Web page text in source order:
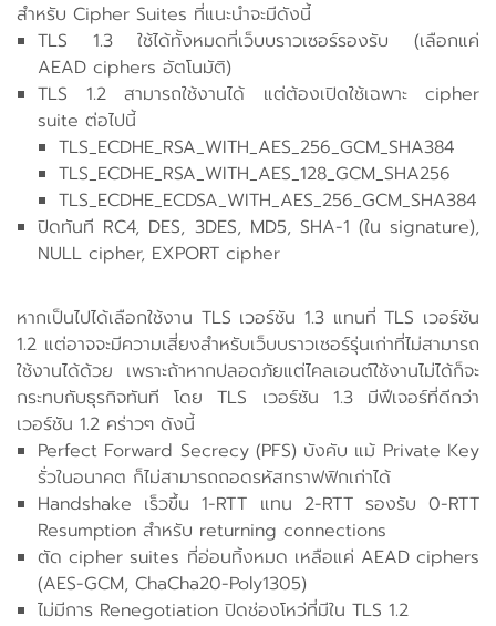
สำหรับ Cipher Suites ที่แนะนำจะมีดังนี้
TLS 1.3 ใช้ได้ทั้งหมดที่เว็บบราวเซอร์รองรับ (เลือกแค่
AEAD ciphers อัตโนมัติ)
TLS 1.2 สามารถใช้งานได้ แต่ต้องเปิดใช้เฉพาะ cipher
suite ต่อไปนี้
TLS_ECDHE_RSA_WITH_AES_256_GCM_SHA384
TLS_ECDHE_RSA_WITH_AES_128_GCM_SHA256
TLS_ECDHE_ECDSA_WITH_AES_256_GCM_SHA384
ปิดทันที RC4, DES, 3DES, MD5, SHA-1 (ใน signature),
NULL cipher, EXPORT cipher
หากเป็นไปได้เลือกใช้งาน TLS เวอร์ชัน 1.3 แทนที่ TLS เวอร์ชัน
1.2 แต่อาจจะมีความเสี่ยงสำหรับเว็บบราวเซอร์รุ่นเก่าที่ไม่สามารถ
ใช้งานได้ด้วย เพราะถ้าหากปลอดภัยแต่ไคลเอนต์ใช้งานไม่ได้ก็จะ
กระทบกับธุรกิจทันที โดย TLS เวอร์ชัน 1.3 มีฟีเจอร์ที่ดีกว่า
เวอร์ชัน 1.2 คร่าวๆ ดังนี้
Perfect Forward Secrecy (PFS) บังคับ แม้ Private Key
รั่วในอนาคต ก็ไม่สามารถถอดรหัสทราฟฟิกเก่าได้
Handshake เร็วขึ้น 1-RTT แทน 2-RTT รองรับ 0-RTT
Resumption สำหรับ returning connections
ตัด cipher suites ที่อ่อนทิ้งหมด เหลือแค่ AEAD ciphers
(AES-GCM, ChaCha20-Poly1305)
ไม่มีการ Renegotiation ปิดช่องโหว่ที่มีใน TLS 1.2